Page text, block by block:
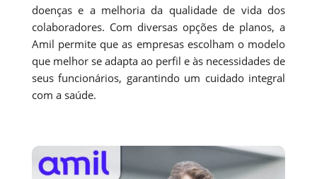
doenças e a melhoria da qualidade de vida dos
colaboradores. Com diversas opções de planos, a
Amil permite que as empresas escolham o modelo
que melhor se adapta ao perfil e às necessidades de
seus funcionários, garantindo um cuidado integral
com a saúde.